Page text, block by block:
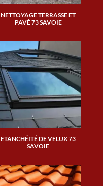
NETTOYAGE TERRASSE ET
PAVÉ 73 SAVOIE
ETANCHÉITÉ DE VELUX 73
SAVOIE